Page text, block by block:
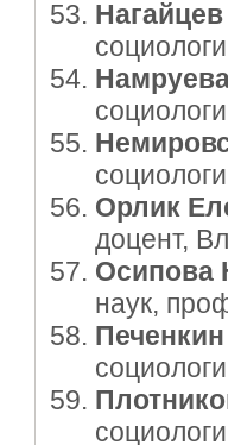
Орлик
доцент,
Осипова
наук,